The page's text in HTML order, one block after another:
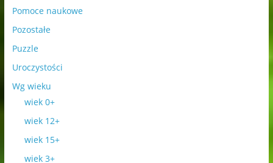
Pomoce naukowe
Pozostałe
Puzzle
Uroczystości
Wg wieku
wiek 0+
wiek 12+
wiek 15+
wiek 3+